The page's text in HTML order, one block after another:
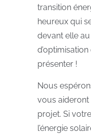
transition
heureux qui
devant elle
présenter !
Nous
vous aideront
projet. Si
l’énergie